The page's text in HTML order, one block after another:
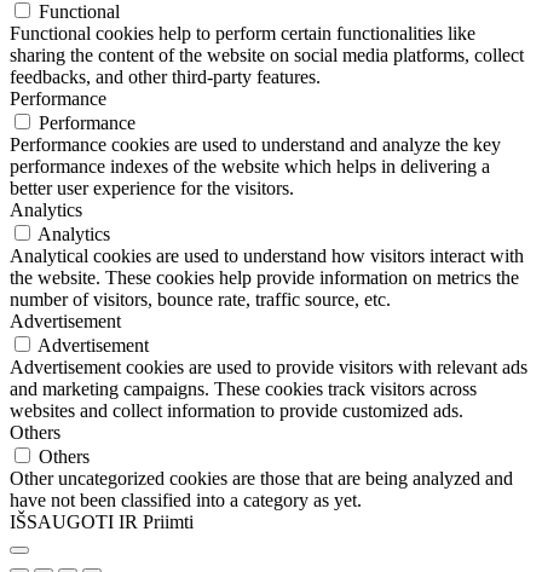
Functional
Functional cookies help to perform certain functionalities like
sharing the content of the website on social media platforms, collect
feedbacks, and other third-party features.
Performance
Performance
Performance cookies are used to understand and analyze the key
performance indexes of the website which helps in delivering a
better user experience for the visitors.
Analytics
Analytics
Analytical cookies are used to understand how visitors interact with
the website. These cookies help provide information on metrics the
number of visitors, bounce rate, traffic source, etc.
Advertisement
Advertisement
Advertisement cookies are used to provide visitors with relevant ads
and marketing campaigns. These cookies track visitors across
websites and collect information to provide customized ads.
Others
Others
Other uncategorized cookies are those that are being analyzed and
have not been classified into a category as yet.
IŠSAUGOTI IR Priimti